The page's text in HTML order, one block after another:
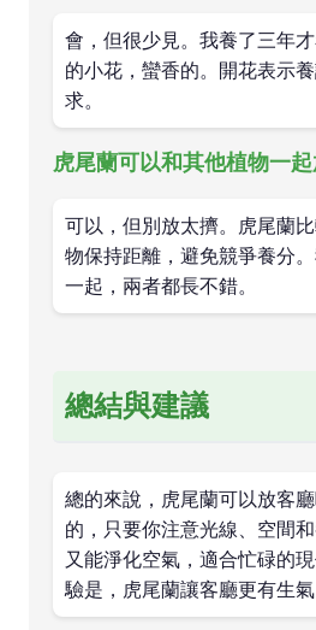
會，但很少見。我養了三年
的小花，蠻香的。開花表示
求。
虎尾蘭可以和其他植物一
可以，但別放太擠。虎尾蘭
物保持距離，避免競爭養分
一起，兩者都長不錯。
總結與建議
總的來說，虎尾蘭可以放客
的，只要你注意光線、空間
又能淨化空氣，適合忙碌的
驗是，虎尾蘭讓客廳更有生氣